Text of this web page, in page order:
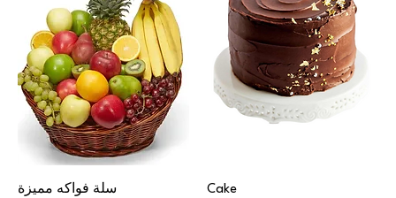
Cake
سلة فواكه مميزة